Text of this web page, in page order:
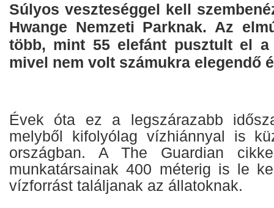
Súlyos veszteséggel kell
Hwange Nemzeti Parknak. Az
több, mint 55 elefánt pusztult el a
mivel nem volt számukra elegendő
Évek óta ez a legszárazabb
melyből kifolyólag vízhiánnyal is
országban. A The Guardian
munkatársainak 400 méterig is le
vízforrást találjanak az állatoknak.